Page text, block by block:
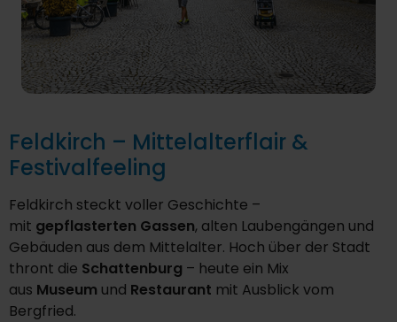
Feldkirch – Mittelalterflair &
Festivalfeeling
Feldkirch steckt voller Geschichte –
mit gepflasterten Gassen, alten Laubengängen und
Gebäuden aus dem Mittelalter. Hoch über der Stadt
thront die Schattenburg – heute ein Mix
aus Museum und Restaurant mit Ausblick vom
Bergfried.